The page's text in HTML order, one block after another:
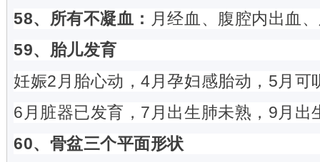
58、所有不凝血： 月经血、腹腔内出血
59、胎儿发育
妊娠2月胎心动，4月孕妇感胎动，5月可
6月脏器已发育，7月出生肺未熟，9月出
60、骨盆三个平面形状